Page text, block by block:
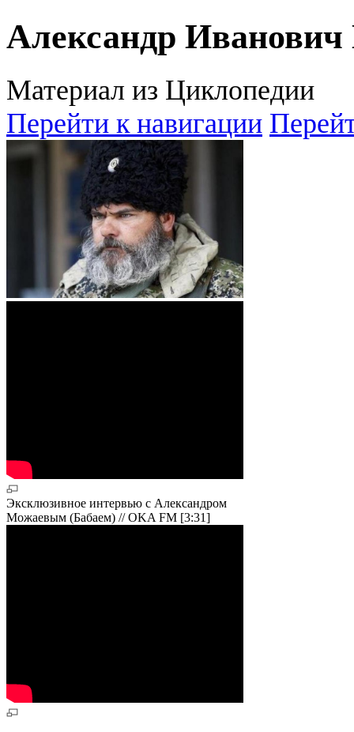
Александр
Материал из Циклопедии
Перейти к навигации
Эксклюзивное интервью с Александром
Можаевым (Бабаем) // OKA FM [3:31]